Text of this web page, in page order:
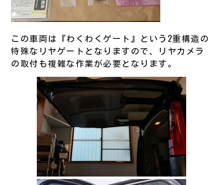
この車両は『わくわくゲート』という2重構造の
特殊なリヤゲートとなりますので、リヤカメラ
の取付も複雑な作業が必要となります。